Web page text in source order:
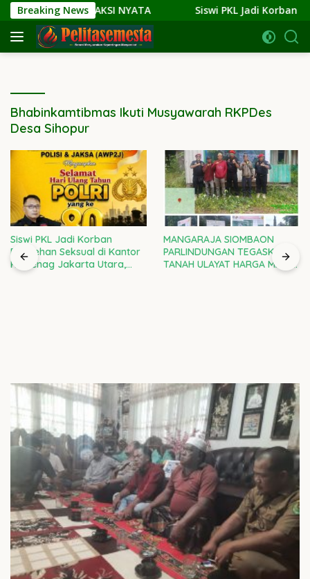
Langsung
ke
konten
Breaking News
KE AKSI NYATA Siswi PKL Jadi Korban
Bhabinkamtibmas Ikuti Musyawarah RKPDes
Desa Sihopur
Siswi PKL Jadi Korban
Pelecehan Seksual di Kantor
Kemenag Jakarta Utara,
MANGARAJA SIOMBAON
PARLINDUNGAN TEGASKAN:
TANAH ULAYAT HARGA MATI!